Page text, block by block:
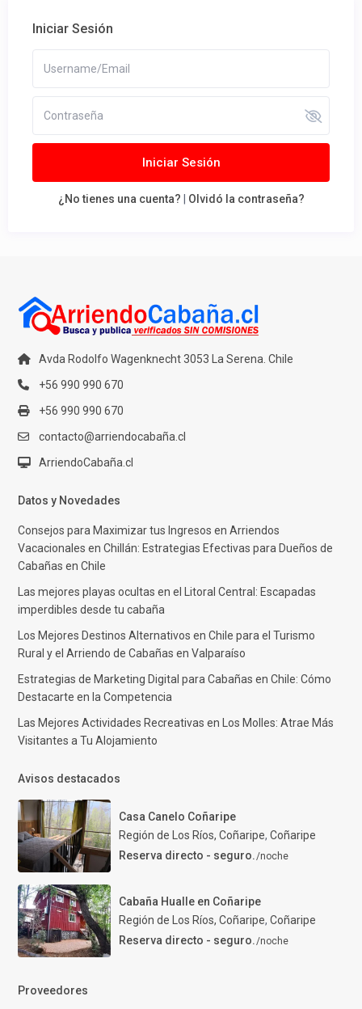
Iniciar Sesión
Iniciar Sesión
¿No tienes una cuenta? Olvidó la contraseña?
Avda Rodolfo Wagenknecht 3053 La Serena. Chile
+56 990 990 670
+56 990 990 670
contacto@arriendocabaña.cl
ArriendoCabaña.cl
Datos y Novedades
Consejos para Maximizar tus Ingresos en Arriendos
Vacacionales en Chillán: Estrategias Efectivas para Dueños de
Cabañas en Chile
Las mejores playas ocultas en el Litoral Central: Escapadas
imperdibles desde tu cabaña
Los Mejores Destinos Alternativos en Chile para el Turismo
Rural y el Arriendo de Cabañas en Valparaíso
Estrategias de Marketing Digital para Cabañas en Chile: Cómo
Destacarte en la Competencia
Las Mejores Actividades Recreativas en Los Molles: Atrae Más
Visitantes a Tu Alojamiento
Avisos destacados
Casa Canelo Coñaripe
Región de Los Ríos, Coñaripe, Coñaripe
Reserva directo - seguro./noche
Cabaña Hualle en Coñaripe
Región de Los Ríos, Coñaripe, Coñaripe
Reserva directo - seguro./noche
Proveedores